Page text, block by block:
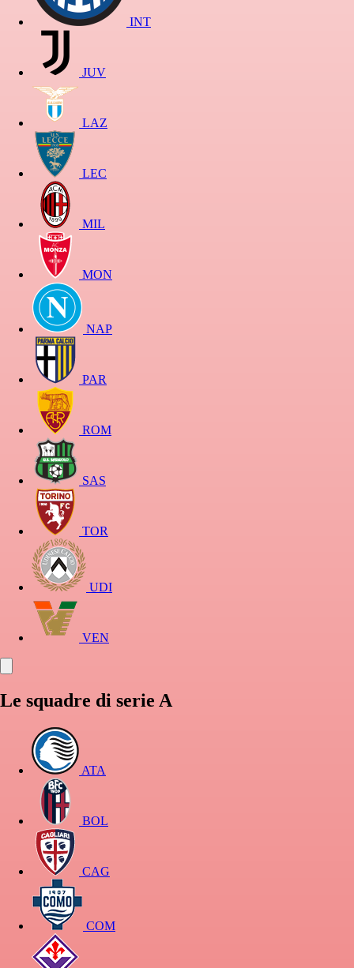
INT
JUV
LAZ
LEC
MIL
MON
NAP
PAR
ROM
SAS
TOR
UDI
VEN
Le squadre di serie A
ATA
BOL
CAG
COM